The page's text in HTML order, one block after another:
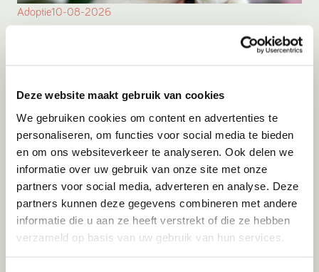
Deze website maakt gebruik van cookies
We gebruiken cookies om content en advertenties te
personaliseren, om functies voor social media te bieden
en om ons websiteverkeer te analyseren. Ook delen we
informatie over uw gebruik van onze site met onze
partners voor social media, adverteren en analyse. Deze
partners kunnen deze gegevens combineren met andere
informatie die u aan ze heeft verstrekt of die ze hebben
verzameld op basis van uw gebruik van hun services.
Adoptie10-08-2026